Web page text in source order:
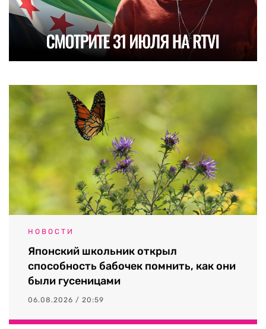
НОВОСТИ
Японский школьник открыл
способность бабочек помнить, как они
были гусеницами
06.08.2026 / 20:59